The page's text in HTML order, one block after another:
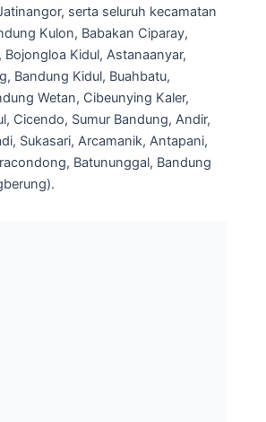
serta seluruh kecamatan
Kulon, Babakan Ciparay,
Bojongloa Kidul, Astanaanyar,
Bandung Kidul, Buahbatu,
Wetan, Cibeunying Kaler,
Cicendo, Sumur Bandung, Andir,
Sukasari, Arcamanik, Antapani,
Batununggal, Bandung